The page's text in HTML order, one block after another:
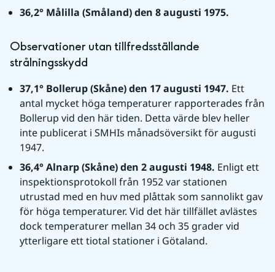
36,2° Målilla (Småland) den 8 augusti 1975.
Observationer utan tillfredsställande
strålningsskydd
37,1° Bollerup (Skåne) den 17 augusti 1947. Ett
antal mycket höga temperaturer rapporterades från
Bollerup vid den här tiden. Detta värde blev heller
inte publicerat i SMHIs månadsöversikt för augusti
1947.
36,4° Alnarp (Skåne) den 2 augusti 1948. Enligt ett
inspektionsprotokoll från 1952 var stationen
utrustad med en huv med plåttak som sannolikt gav
för höga temperaturer. Vid det här tillfället avlästes
dock temperaturer mellan 34 och 35 grader vid
ytterligare ett tiotal stationer i Götaland.